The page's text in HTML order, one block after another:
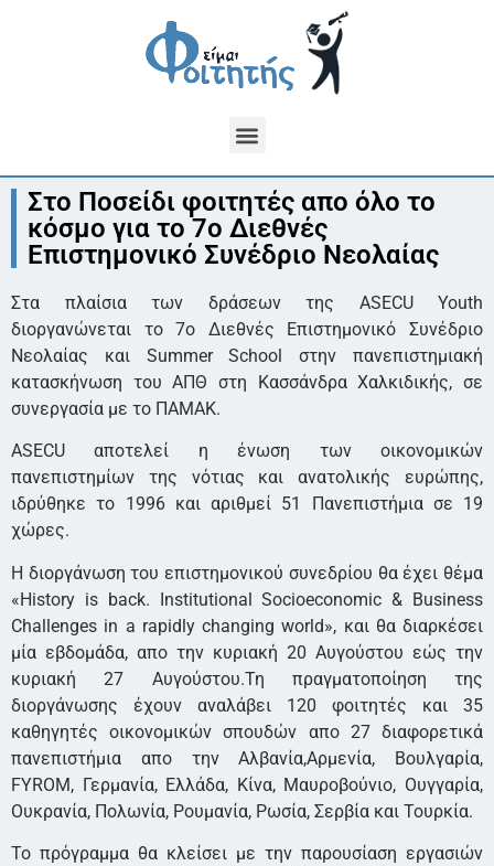
Στο Ποσείδι φοιτητές απο όλο το
κόσμο για το 7o Διεθνές
Επιστημονικό Συνέδριο Νεολαίας
Στα πλαίσια των δράσεων της ASECU Youth
διοργανώνεται το 7o Διεθνές Επιστημονικό Συνέδριο
Νεολαίας και Summer School στην πανεπιστημιακή
κατασκήνωση του ΑΠΘ στη Κασσάνδρα Χαλκιδικής, σε
συνεργασία με το ΠΑΜΑΚ.
ASECU αποτελεί η ένωση των οικονομικών
πανεπιστημίων της νότιας και ανατολικής ευρώπης,
ιδρύθηκε το 1996 και αριθμεί 51 Πανεπιστήμια σε 19
χώρες.
Η διοργάνωση του επιστημονικού συνεδρίου θα έχει θέμα
«History is back. Institutional Socioeconomic & Business
Challenges in a rapidly changing world», και θα διαρκέσει
μία εβδομάδα, απο την κυριακή 20 Αυγούστου εώς την
κυριακή 27 Αυγούστου.Τη πραγματοποίηση της
διοργάνωσης έχουν αναλάβει 120 φοιτητές και 35
καθηγητές οικονομικών σπουδών απο 27 διαφορετικά
πανεπιστήμια απο την Αλβανία,Αρμενία, Βουλγαρία,
FYROM, Γερμανία, Ελλάδα, Κίνα, Μαυροβούνιο, Ουγγαρία,
Ουκρανία, Πολωνία, Ρουμανία, Ρωσία, Σερβία και Τουρκία.
Το πρόγραμμα θα κλείσει με την παρουσίαση εργασιών